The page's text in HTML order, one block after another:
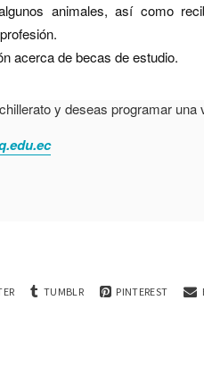
animales, así como
acerca de becas de estudio.
y deseas programar una
TUMBLR PINTEREST